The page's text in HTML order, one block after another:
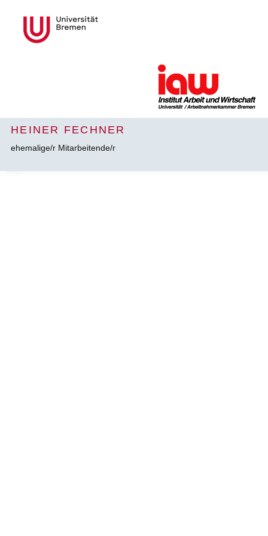
HEINER FECHNER
ehemalige/r Mitarbeitende/r